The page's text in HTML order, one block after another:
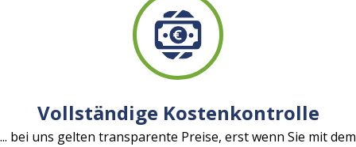
Vollständige Kostenkontrolle
... bei uns gelten transparente Preise, erst wenn Sie mit dem